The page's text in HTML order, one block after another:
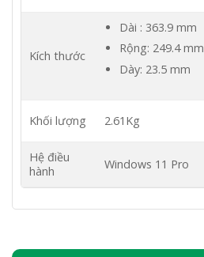
Kích thước
Dài : 363.9 mm
Rộng: 249.4 mm
Dày: 23.5 mm
Khối lượng 2.61Kg
Hệ điều
hành
Windows 11 Pro